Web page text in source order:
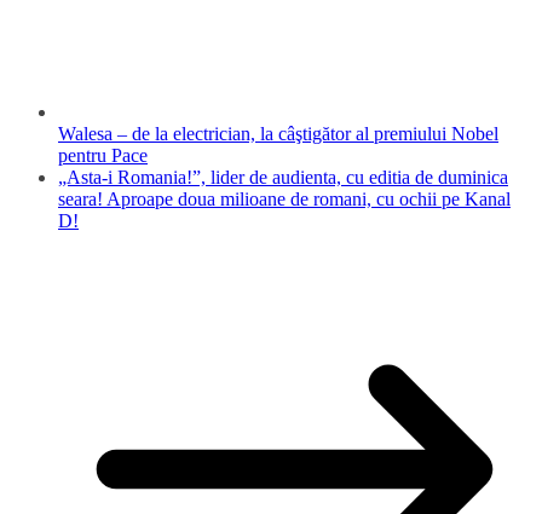
Walesa – de la electrician, la câştigător al premiului Nobel
pentru Pace
„Asta-i Romania!”, lider de audienta, cu editia de duminica
seara! Aproape doua milioane de romani, cu ochii pe Kanal
D!